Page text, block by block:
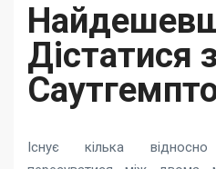
Дістатися
Існує кілька